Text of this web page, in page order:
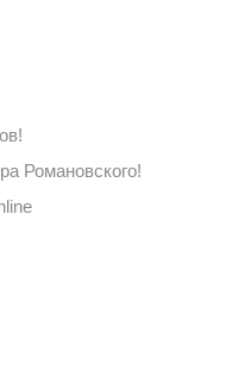
Романовского!